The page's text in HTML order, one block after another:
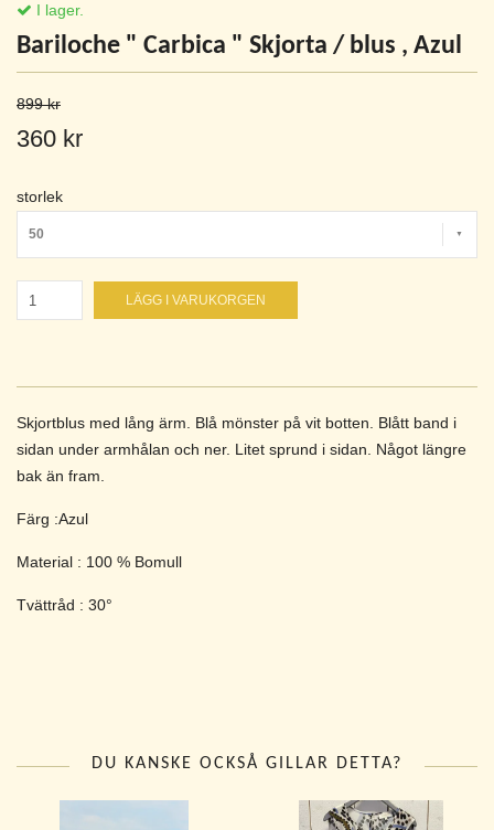
I lager.
Bariloche " Carbica " Skjorta / blus , Azul
899 kr
360 kr
storlek
50
LÄGG I VARUKORGEN
Skjortblus med lång ärm. Blå mönster på vit botten. Blått band i
sidan under armhålan och ner. Litet sprund i sidan. Något längre
bak än fram.
Färg :Azul
Material : 100 % Bomull
Tvättråd : 30°
DU KANSKE OCKSÅ GILLAR DETTA?